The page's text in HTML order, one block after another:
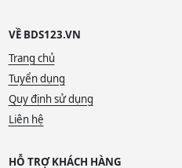
VỀ BDS123.VN
Trang chủ
Tuyển dụng
Quy định sử dụng
Liên hệ
HỖ TRỢ KHÁCH HÀNG